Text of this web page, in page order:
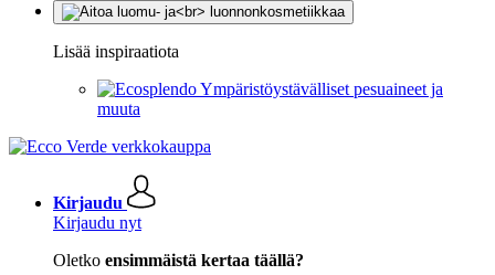
Lisää inspiraatiota
Ympäristöystävälliset pesuaineet ja
muuta
Kirjaudu
Kirjaudu nyt
Oletko ensimmäistä kertaa täällä?